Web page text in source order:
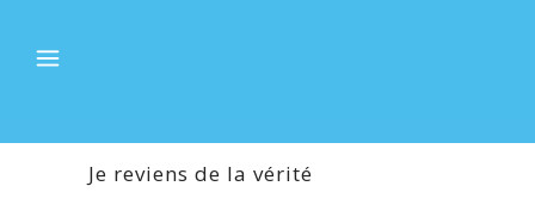
Je reviens de la vérité